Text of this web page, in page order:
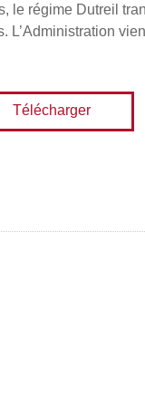
le régime Dutreil
L’Administration
Télécharger